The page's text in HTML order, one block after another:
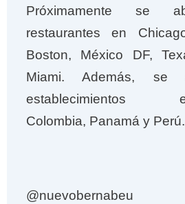
Próximamente se
restaurantes en
Boston, México DF,
Miami. Además, se
Colombia, Panamá y Perú.
@nuevobernabeu